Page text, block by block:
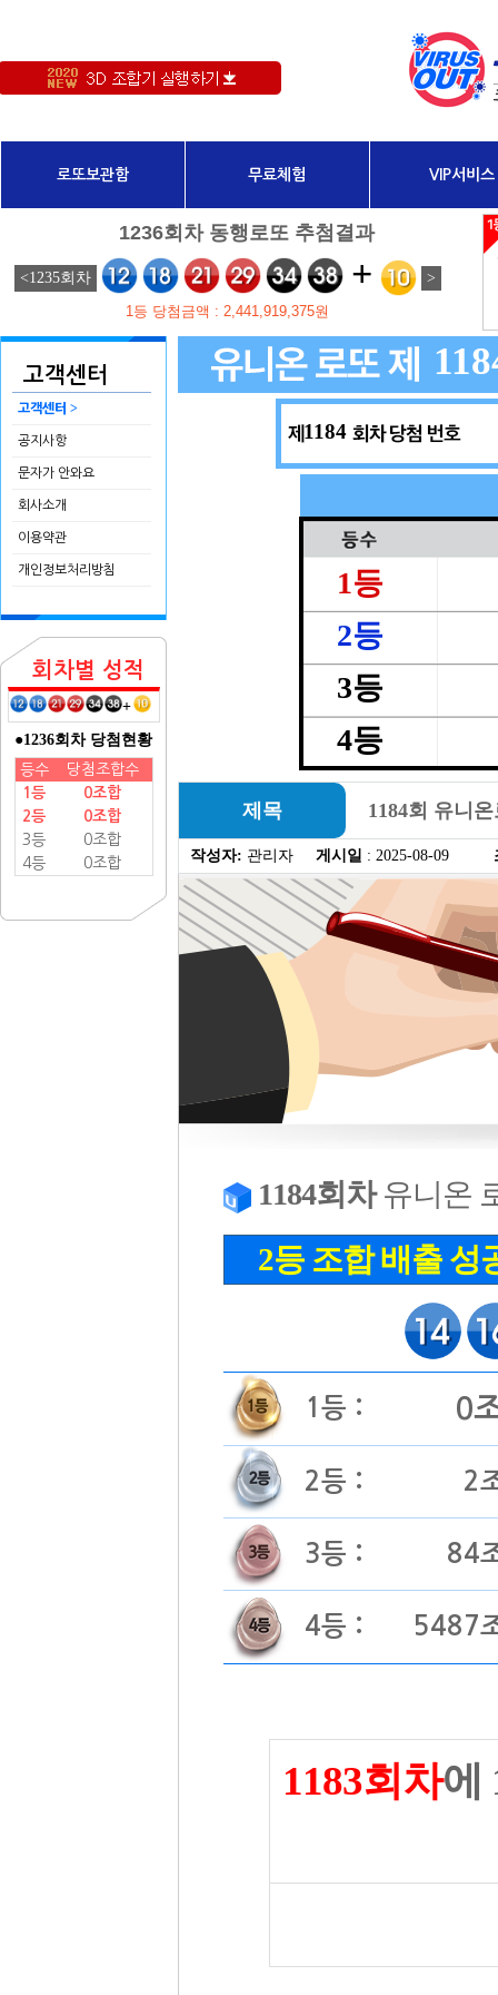
로또보관함 무료체험 VIP서비스
고객센터
고객센터 >
공지사항
문자가 안와요
회사소개
이용약관
개인정보처리방침
회차별 성적
+
●1236회차 당첨현황
등수
당첨조합수
1등
0조합
2등
0조합
3등
0조합
4등
0조합
1184
1등
2등
3등
4등
제목 1184회 유니
작성자: 관리자 게시일 : 2025-08-09
1184회차유니온
2등 조합 배출 성
1등 : 0
2등 : 2
3등 : 84
4등 : 5487
1183회차에